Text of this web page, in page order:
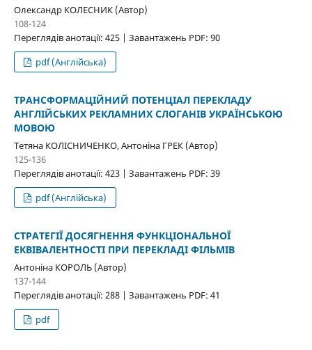
Олександр КОЛЕСНИК (Автор)
108-124
Переглядів анотації: 425 | Завантажень PDF: 90
pdf (Англійська)
ТРАНСФОРМАЦІЙНИЙ ПОТЕНЦІАЛ ПЕРЕКЛАДУ
АНГЛІЙСЬКИХ РЕКЛАМНИХ СЛОГАНІВ УКРАЇНСЬКОЮ
МОВОЮ
Тетяна КОЛІСНИЧЕНКО, Антоніна ГРЕК (Автор)
125-136
Переглядів анотації: 423 | Завантажень PDF: 39
pdf (Англійська)
СТРАТЕГІЇ ДОСЯГНЕННЯ ФУНКЦІОНАЛЬНОЇ
ЕКВІВАЛЕНТНОСТІ ПРИ ПЕРЕКЛАДІ ФІЛЬМІВ
Антоніна КОРОЛЬ (Автор)
137-144
Переглядів анотації: 288 | Завантажень PDF: 41
pdf